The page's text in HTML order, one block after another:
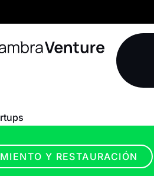
Y RESTAURACIÓN